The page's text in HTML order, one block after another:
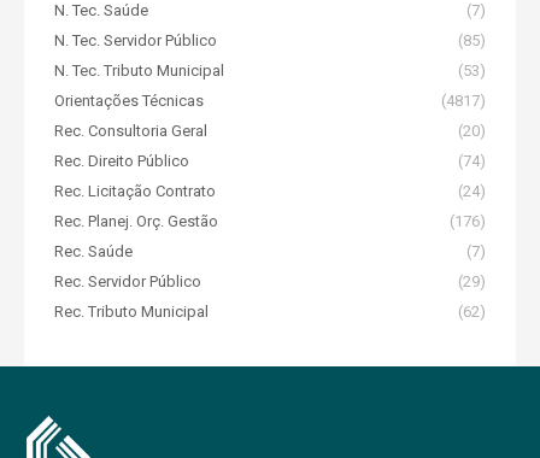
N. Tec. Saúde
(7)
N. Tec. Servidor Público
(85)
N. Tec. Tributo Municipal
(53)
Orientações Técnicas
(4817)
Rec. Consultoria Geral
(20)
Rec. Direito Público
(74)
Rec. Licitação Contrato
(24)
Rec. Planej. Orç. Gestão
(176)
Rec. Saúde
(7)
Rec. Servidor Público
(29)
Rec. Tributo Municipal
(62)